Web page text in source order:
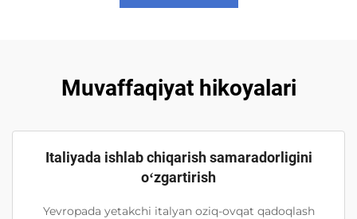
Muvaffaqiyat hikoyalari
Italiyada ishlab chiqarish samaradorligini
oʻzgartirish
Yevropada yetakchi italyan oziq-ovqat qadoqlash